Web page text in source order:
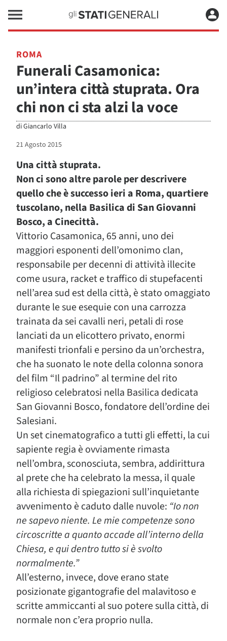
ROMA
Funerali Casamonica:
un’intera città stuprata. Ora
chi non ci sta alzi la voce
diGiancarlo Villa
21 Agosto 2015
Una città stuprata.
Non ci sono altre parole per descrivere
quello che è successo ieri a Roma, quartiere
tuscolano, nella Basilica di San Giovanni
Bosco, a Cinecittà.
Vittorio Casamonica, 65 anni, uno dei
maggiori esponenti dell’omonimo clan,
responsabile per decenni di attività illecite
come usura, racket e traffico di stupefacenti
nell’area sud est della città, è stato omaggiato
durante le sue esequie con una carrozza
trainata da sei cavalli neri, petali di rose
lanciati da un elicottero privato, enormi
manifesti trionfali e persino da un’orchestra,
che ha suonato le note della colonna sonora
del film “Il padrino” al termine del rito
religioso celebratosi nella Basilica dedicata
San Giovanni Bosco, fondatore dell’ordine dei
Salesiani.
Un set cinematografico a tutti gli effetti, la cui
sapiente regia è ovviamente rimasta
nell’ombra, sconosciuta, sembra, addirittura
al prete che ha celebrato la messa, il quale
alla richiesta di spiegazioni sull’inquietante
avvenimento è caduto dalle nuvole: “Io non
ne sapevo niente. Le mie competenze sono
circoscritte a quanto accade all’interno della
Chiesa, e qui dentro tutto si è svolto
normalmente.”
All’esterno, invece, dove erano state
posizionate gigantografie del malavitoso e
scritte ammiccanti al suo potere sulla città, di
normale non c’era proprio nulla.